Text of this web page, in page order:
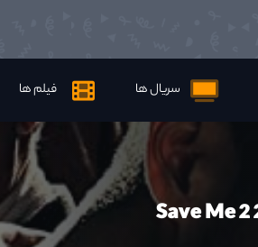
سریال ها فیلم ها